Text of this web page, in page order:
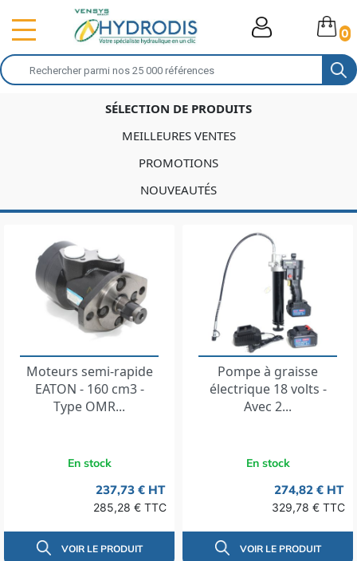
0
SÉLECTION DE PRODUITS
MEILLEURES VENTES
PROMOTIONS
NOUVEAUTÉS
Moteurs semi-rapide
EATON - 160 cm3 -
Type OMR...
En stock
237,73 € HT
285,28 € TTC
VOIR LE PRODUIT
Pompe à graisse
électrique 18 volts -
Avec 2...
En stock
274,82 € HT
329,78 € TTC
VOIR LE PRODUIT